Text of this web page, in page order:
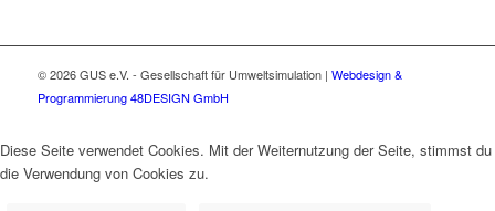
© 2026 GUS e.V. - Gesellschaft für Umweltsimulation | Webdesign &
Programmierung 48DESIGN GmbH
Diese Seite verwendet Cookies. Mit der Weiternutzung der Seite, stimmst du
die Verwendung von Cookies zu.